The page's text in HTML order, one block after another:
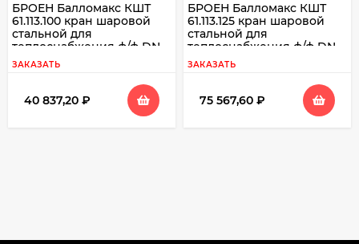
БРОЕН Балломакс КШТ
61.113.100 кран шаровой
стальной для
теплоснабжения ф/ф DN
100 PN 16
ЗАКАЗАТЬ
40 837,20 ₽
БРОЕН Балломакс КШТ
61.113.125 кран шаровой
стальной для
теплоснабжения ф/ф DN
125 PN 16
ЗАКАЗАТЬ
75 567,60 ₽